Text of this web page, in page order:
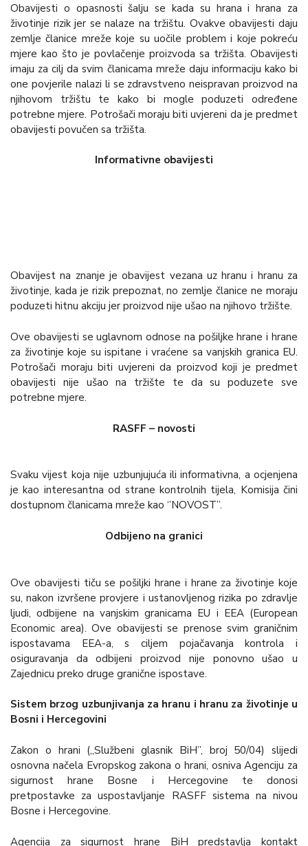
Obavijesti o opasnosti šalju se kada su hrana i hrana za
životinje rizik jer se nalaze na tržištu. Ovakve obavijesti daju
zemlje članice mreže koje su uočile problem i koje pokreću
mjere kao što je povlačenje proizvoda sa tržišta. Obavijesti
imaju za cilj da svim članicama mreže daju informaciju kako bi
one povjerile nalazi li se zdravstveno neispravan proizvod na
njihovom tržištu te kako bi mogle poduzeti određene
potrebne mjere. Potrošači moraju biti uvjereni da je predmet
obavijesti povučen sa tržišta.
Informativne obavijesti
Obavijest na znanje je obavijest vezana uz hranu i hranu za
životinje, kada je rizik prepoznat, no zemlje članice ne moraju
poduzeti hitnu akciju jer proizvod nije ušao na njihovo tržište.
Ove obavijesti se uglavnom odnose na pošiljke hrane i hrane
za životinje koje su ispitane i vraćene sa vanjskih granica EU.
Potrošači moraju biti uvjereni da proizvod koji je predmet
obavijesti nije ušao na tržište te da su poduzete sve
potrebne mjere.
RASFF – novosti
Svaku vijest koja nije uzbunjujuća ili informativna, a ocjenjena
je kao interesantna od strane kontrolnih tijela, Komisija čini
dostupnom članicama mreže kao ‘’NOVOST’’.
Odbijeno na granici
Ove obavijesti tiču se pošiljki hrane i hrane za životinje koje
su, nakon izvršene provjere i ustanovljenog rizika po zdravlje
ljudi, odbijene na vanjskim granicama EU i EEA (European
Economic area). Ove obavijesti se prenose svim graničnim
ispostavama EEA-a, s ciljem pojačavanja kontrola i
osiguravanja da odbijeni proizvod nije ponovno ušao u
Zajednicu preko druge granične ispostave.
Sistem brzog uzbunjivanja za hranu i hranu za životinje u
Bosni i Hercegovini
Zakon o hrani („Službeni glasnik BiH”, broj 50/04) slijedi
osnovna načela Evropskog zakona o hrani, osniva Agenciju za
sigurnost hrane Bosne i Hercegovine te donosi
pretpostavke za uspostavljanje RASFF sistema na nivou
Bosne i Hercegovine.
Agencija za sigurnost hrane BiH predstavlja kontakt